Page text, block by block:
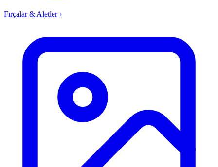
Fırçalar & Aletler ›